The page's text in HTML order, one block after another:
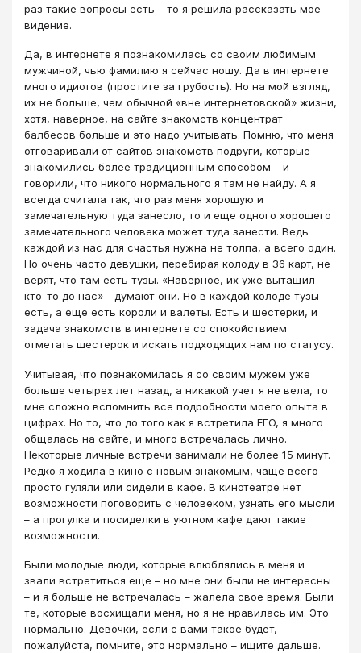
раз такие вопросы есть – то я решила рассказать мое
видение.
Да, в интернете я познакомилась со своим любимым
мужчиной, чью фамилию я сейчас ношу. Да в интернете
много идиотов (простите за грубость). Но на мой взгляд,
их не больше, чем обычной «вне интернетовской» жизни,
хотя, наверное, на сайте знакомств концентрат
балбесов больше и это надо учитывать. Помню, что меня
отговаривали от сайтов знакомств подруги, которые
знакомились более традиционным способом – и
говорили, что никого нормального я там не найду. А я
всегда считала так, что раз меня хорошую и
замечательную туда занесло, то и еще одного хорошего
замечательного человека может туда занести. Ведь
каждой из нас для счастья нужна не толпа, а всего один.
Но очень часто девушки, перебирая колоду в 36 карт, не
верят, что там есть тузы. «Наверное, их уже вытащил
кто-то до нас» - думают они. Но в каждой колоде тузы
есть, а еще есть короли и валеты. Есть и шестерки, и
задача знакомств в интернете со спокойствием
отметать шестерок и искать подходящих нам по статусу.
Учитывая, что познакомилась я со своим мужем уже
больше четырех лет назад, а никакой учет я не вела, то
мне сложно вспомнить все подробности моего опыта в
цифрах. Но то, что до того как я встретила ЕГО, я много
общалась на сайте, и много встречалась лично.
Некоторые личные встречи занимали не более 15 минут.
Редко я ходила в кино с новым знакомым, чаще всего
просто гуляли или сидели в кафе. В кинотеатре нет
возможности поговорить с человеком, узнать его мысли
– а прогулка и посиделки в уютном кафе дают такие
возможности.
Были молодые люди, которые влюблялись в меня и
звали встретиться еще – но мне они были не интересны
– и я больше не встречалась – жалела свое время. Были
те, которые восхищали меня, но я не нравилась им. Это
нормально. Девочки, если с вами такое будет,
пожалуйста, помните, это нормально – ищите дальше.